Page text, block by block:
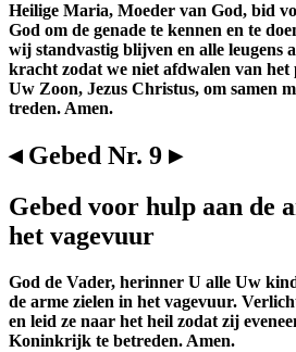
Heilige Maria, Moeder van God, bid
God om de genade te kennen en te
wij standvastig blijven en alle leugens
kracht zodat we niet afdwalen van het
Uw Zoon, Jezus Christus, om samen
treden. Amen.
◂ Gebed Nr. 9 ▸
Gebed voor hulp aan de
het vagevuur
God de Vader, herinner U alle Uw
de arme zielen in het vagevuur.
en leid ze naar het heil zodat zij
Koninkrijk te betreden. Amen.